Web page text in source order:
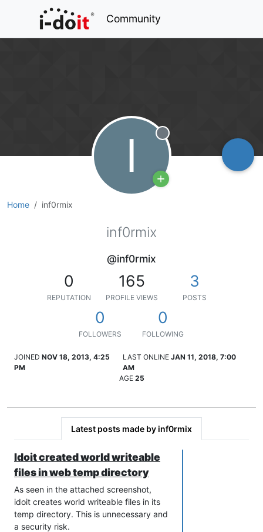
Community
Home inf0rmix
I Offline
inf0rmix
@inf0rmix
0
REPUTATION
165
PROFILE VIEWS
3
POSTS
0
FOLLOWERS
0
FOLLOWING
JOINED NOV 18, 2013, 4:25
PM
LAST ONLINE JAN 11, 2018, 7:00
AM
AGE 25
Latest posts made by inf0rmix
Idoit created world writeable
files in web temp directory
As seen in the attached screenshot,
idoit creates world writeable files in its
temp directory. This is unnecessary and
a security risk.